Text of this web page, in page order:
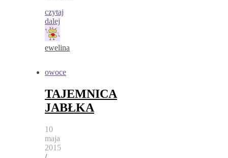
czytaj
dalej
ewelina
owoce
TAJEMNICA
JABŁKA
10
maja
2015